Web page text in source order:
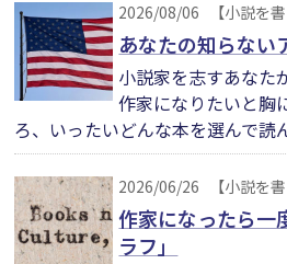
2026/08/06 【小説を書
あなたの知らない
小説家を志すあなた
作家になりたいと胸
ろ、いったいどんな本を選んで読
2026/06/26 【小説を書
作家になったら一
ラフ」